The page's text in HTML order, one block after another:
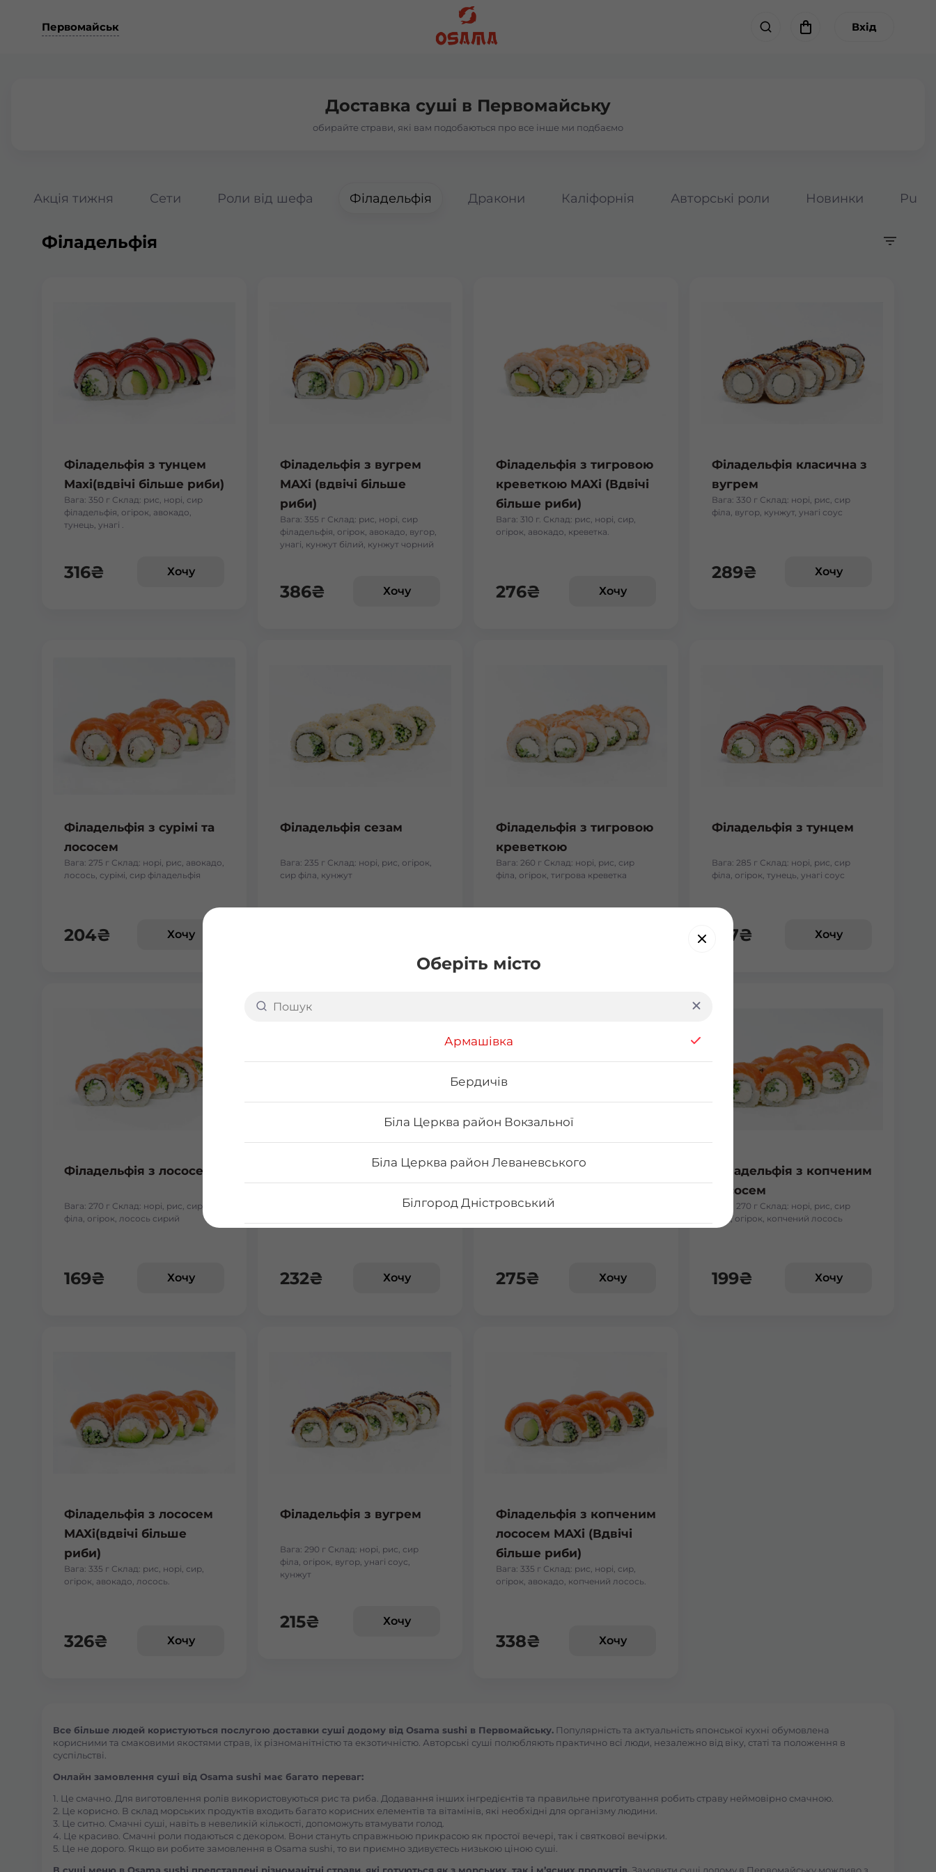
Оберіть місто
Армашівка
Бердичів
Біла Церква район Вокзальної
Біла Церква район Леваневського
Білгород Дністровський
Бориспіль Робітнича
Бровари Торгмаш Москаленка
Васильків Ринок 1Травня
Вишгород
Вінницькі Хутори Чехова
Вінниця Замостянський Янгеля
Вінниця Корея Лесі Українки
Первомайськ Вхід
Доставка суші в Первомайську
обирайте страви, які вам подобаються про все інше ми подбаємо
Акція тижня Сети Роли від шефа Філадельфія Дракони Каліфорнія Авторські роли Новинки
Філадельфія
Філадельфія з тунцем
Maxi(вдвічі більше риби)
Вага: 350 г Склад: рис, норі, сир
філадельфія, огірок, авокадо,
тунець, унагі .
316₴ Хочу
Філадельфія з вугрем
MAXi (вдвічі більше
риби)
Вага: 355 г Склад: рис, норі, сир
філадельфія, огірок, авокадо, вугор,
унагі, кунжут білий, кунжут чорний
386₴ Хочу
Філадельфія з тигровою
креветкою MAXi (Вдвічі
більше риби)
Вага: 310 г. Склад: рис, норі, сир,
огірок, авокадо, креветка.
276₴ Хочу
Філадельфія класична з
вугрем
Вага: 330 г Склад: норі, рис, сир
філа, вугор, кунжут, унагі соус
289₴ Хочу
Філадельфія з сурімі та
лососем
Вага: 275 г Склад: норі, рис, авокадо,
лосось, сурімі, сир філадельфія
204₴ Хочу
Філадельфія сезам
Вага: 235 г Склад: норі, рис, огірок,
сир філа, кунжут
Філадельфія з тигровою
креветкою
Вага: 260 г Склад: норі, рис, сир
філа, огірок, тигрова креветка
Філадельфія з тунцем
Вага: 285 г Склад: норі, рис, сир
філа, огірок, тунець, унагі соус
177₴ Хочу
Філадельфія з лососем
Вага: 270 г Склад: норі, рис, сир
філа, огірок, лосось сирий
169₴ Хочу
Філадельфія класична з
Вага: 310 г Склад: норі, рис, сир філа,
232₴ Хочу
Філадельфія класична з
Вага: 310 г Склад: норі, рис, сир філа,
275₴ Хочу
Філадельфія з копченим
лососем
Вага: 270 г Склад: норі, рис, сир
філа, огірок, копчений лосось
199₴ Хочу
Філадельфія з лососем
MAXi(вдвічі більше
риби)
Вага: 335 г Склад: рис, норі, сир,
огірок, авокадо, лосось.
326₴ Хочу
Філадельфія з вугрем
Вага: 290 г Склад: норі, рис, сир
філа, огірок, вугор, унагі соус,
кунжут
215₴ Хочу
Філадельфія з копченим
лососем MAXi (Вдвічі
більше риби)
Вага: 335 г Склад: рис, норі, сир,
огірок, авокадо, копчений лосось.
338₴ Хочу
Все більше людей користуються послугою доставки суші додому від Osama sushi в Первомайську. Популярність та актуальність японської кухні обумовлена
корисними та смаковими якостями страв, їх різноманітністю та екзотичністю. Авторські суші полюбляють практично всі люди, незалежно від віку, статі та положення в
суспільстві.
Онлайн замовлення суші від Osama sushi має багато переваг:
1. Це смачно. Для виготовлення ролів використовуються рис та риба. Додавання інших інгредієнтів та правильне приготування робить страву неймовірно смачною.
2. Це корисно. В склад морських продуктів входить багато корисних елементів та вітамінів, які необхідні для організму людини.
3. Це ситно. Смачні суші, навіть в невеликій кількості, допоможуть втамувати голод.
4. Це красиво. Смачні роли подаються с декором. Вони стануть справжньою прикрасою як простої вечері, так і святкової вечірки.
5. Це не дорого. Якщо ви робите замовлення в Osama sushi, то ви приємно здивуєтесь низькою ціною суші.